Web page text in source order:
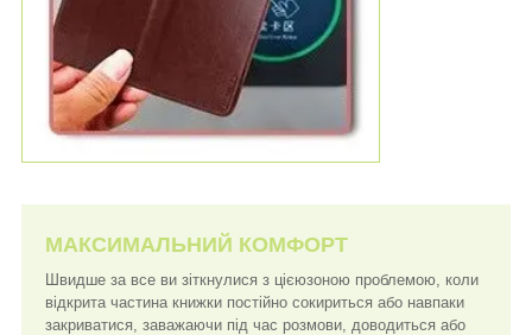
МАКСИМАЛЬНИЙ КОМФОРТ
Швидше за все ви зіткнулися з цієюзоною проблемою, коли
відкрита частина книжки постійно сокириться або навпаки
закриватися, заважаючи під час розмови, доводиться або